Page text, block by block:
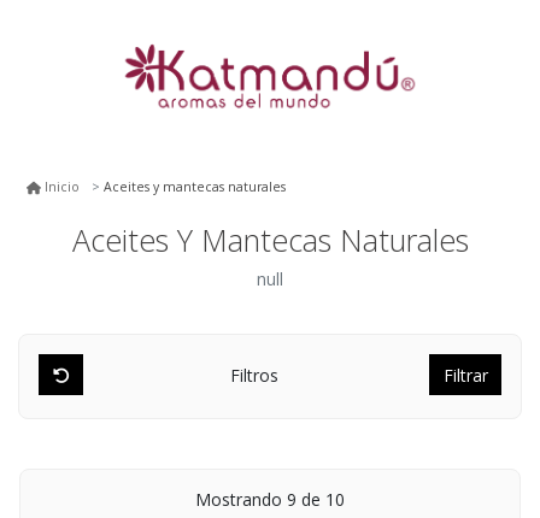
Inicio Aceites y mantecas naturales
Aceites Y Mantecas Naturales
null
Filtros Filtrar
Mostrando 9 de 10